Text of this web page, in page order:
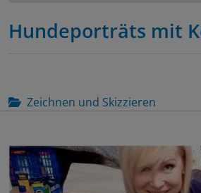
Hundeporträts mit
Zeichnen und Skizzieren